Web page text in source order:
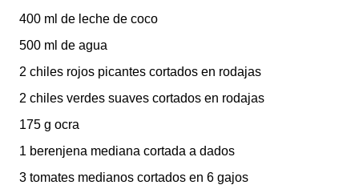
400 ml de leche de coco
500 ml de agua
2 chiles rojos picantes cortados en rodajas
2 chiles verdes suaves cortados en rodajas
175 g ocra
1 berenjena mediana cortada a dados
3 tomates medianos cortados en 6 gajos